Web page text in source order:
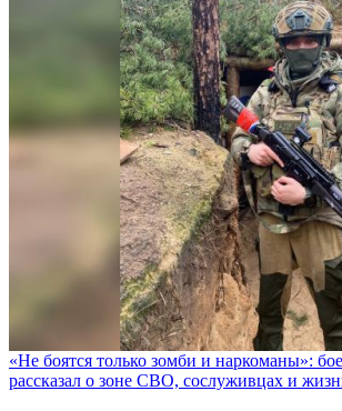
«Не боятся только зомби и наркоманы»:
рассказал о зоне СВО, сослуживцах и